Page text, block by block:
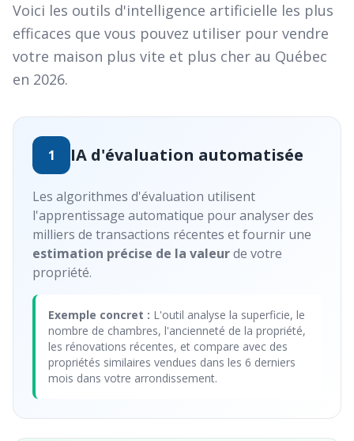
Voici les outils d'intelligence artificielle les plus
efficaces que vous pouvez utiliser pour vendre
votre maison plus vite et plus cher au Québec
en 2026.
1 IA d'évaluation automatisée
Les algorithmes d'évaluation utilisent
l'apprentissage automatique pour analyser des
milliers de transactions récentes et fournir une
estimation précise de la valeurde votre
propriété.
Exemple concret : L'outil analyse la superficie, le
nombre de chambres, l'ancienneté de la propriété,
les rénovations récentes, et compare avec des
propriétés similaires vendues dans les 6 derniers
mois dans votre arrondissement.